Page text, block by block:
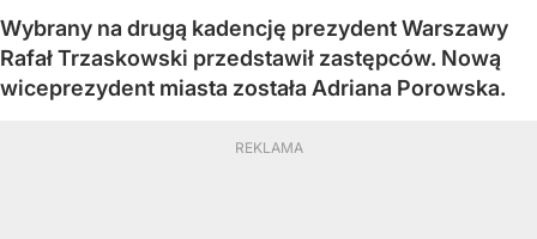
Wybrany na drugą kadencję prezydent Warszawy
Rafał Trzaskowski przedstawił zastępców. Nową
wiceprezydent miasta została Adriana Porowska.